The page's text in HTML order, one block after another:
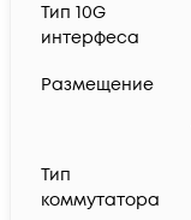
Тип 10G
интерфеса
Размещение
Тип
коммутатора